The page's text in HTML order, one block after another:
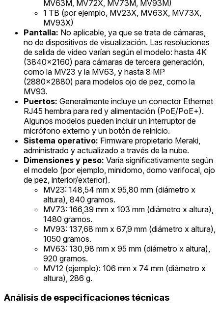
MV63M, MV72X, MV73M, MV93M)
1 TB (por ejemplo, MV23X, MV63X, MV73X,
MV93X)
Pantalla: No aplicable, ya que se trata de cámaras,
no de dispositivos de visualización. Las resoluciones
de salida de vídeo varían según el modelo: hasta 4K
(3840x2160) para cámaras de tercera generación,
como la MV23 y la MV63, y hasta 8 MP
(2880x2880) para modelos ojo de pez, como la
MV93.
Puertos: Generalmente incluye un conector Ethernet
RJ45 hembra para red y alimentación (PoE/PoE+).
Algunos modelos pueden incluir un interruptor de
micrófono externo y un botón de reinicio.
Sistema operativo: Firmware propietario Meraki,
administrado y actualizado a través de la nube.
Dimensiones y peso: Varía significativamente según
el modelo (por ejemplo, minidomo, domo varifocal, ojo
de pez, interior/exterior).
MV23: 148,54 mm x 95,80 mm (diámetro x
altura), 840 gramos.
MV73: 166,39 mm x 103 mm (diámetro x altura),
1480 gramos.
MV93: 137,68 mm x 67,9 mm (diámetro x altura),
1050 gramos.
MV63: 130,98 mm x 95 mm (diámetro x altura),
920 gramos.
MV12 (ejemplo): 106 mm x 74 mm (diámetro x
altura), 286 g.
Análisis de especificaciones técnicas